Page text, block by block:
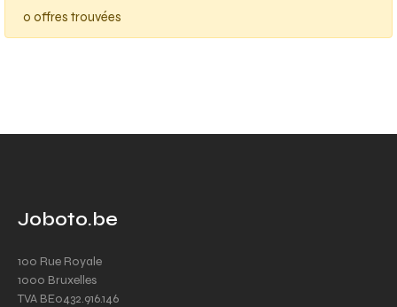
0 offres trouvées
Joboto.be
100 Rue Royale
1000 Bruxelles
TVA BE0432.916.146